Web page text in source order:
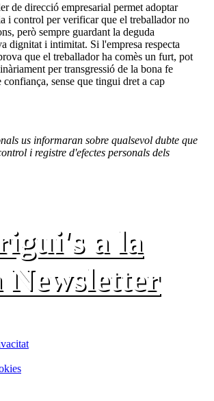
de direcció empresarial permet adoptar
i control per verificar que el treballador no
però sempre guardant la deguda
dignitat i intimitat. Si l'empresa respecta
que el treballador ha comès un furt, pot
per transgressió de la bona fe
confiança, sense que tingui dret a cap
us informaran sobre qualsevol dubte que
i registre d'efectes personals dels
a la
Newsletter